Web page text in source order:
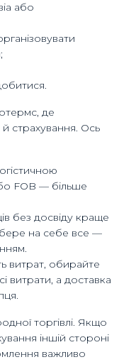
або
де
й страхування. Ось
FOB — більше
без досвіду краще
на себе все —
витрат, обирайте
витрати, а доставка
торгівлі. Якщо
іншій стороні
важливо